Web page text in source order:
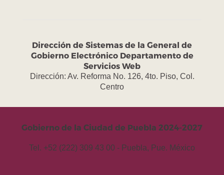
Dirección de Sistemas de la General de
Gobierno Electrónico Departamento de
Servicios Web
Dirección: Av. Reforma No. 126, 4to. Piso, Col.
Centro
Gobierno de la Ciudad de Puebla 2024-2027
Tel. +52 (222) 309 43 00 - Puebla, Pue. México